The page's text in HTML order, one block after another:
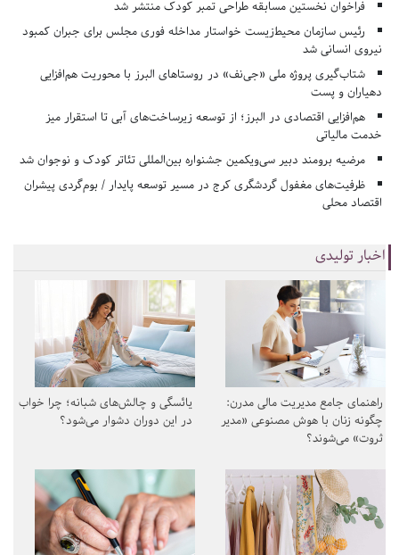
فراخوان نخستین مسابقه طراحی تمبر کودک منتشر شد
رئیس سازمان محیط‌زیست خواستار مداخله فوری مجلس برای جبران کمبود
نیروی انسانی شد
شتاب‌گیری پروژه ملی «جی‌نف» در روستاهای البرز با محوریت هم‌افزایی
دهیاران و پست
هم‌افزایی اقتصادی در البرز؛ از توسعه زیرساخت‌های آبی تا استقرار میز
خدمت مالیاتی
مرضیه برومند دبیر سی‌ویکمین جشنواره بین‌المللی تئاتر کودک و نوجوان شد
ظرفیت‌های مغفول گردشگری کرج در مسیر توسعه پایدار / بوم‌گردی پیشران
اقتصاد محلی
اخبار تولیدی
راهنمای جامع مدیریت مالی مدرن:
چگونه زنان با هوش مصنوعی «مدیر
ثروت» می‌شوند؟
یائسگی و چالش‌های شبانه؛ چرا خواب
در این دوران دشوار می‌شود؟